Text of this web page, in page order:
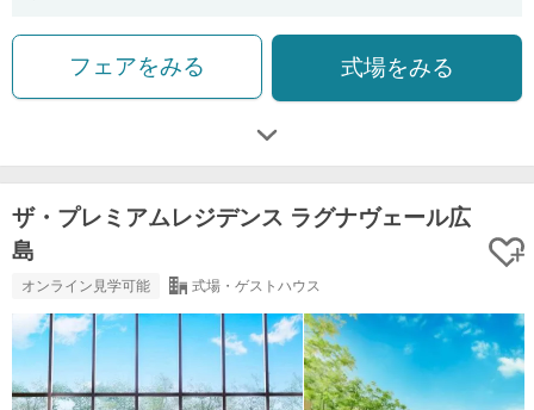
フェアをみる 式場をみる
ザ・プレミアムレジデンス ラグナヴェール広
島
オンライン見学可能 式場・ゲストハウス